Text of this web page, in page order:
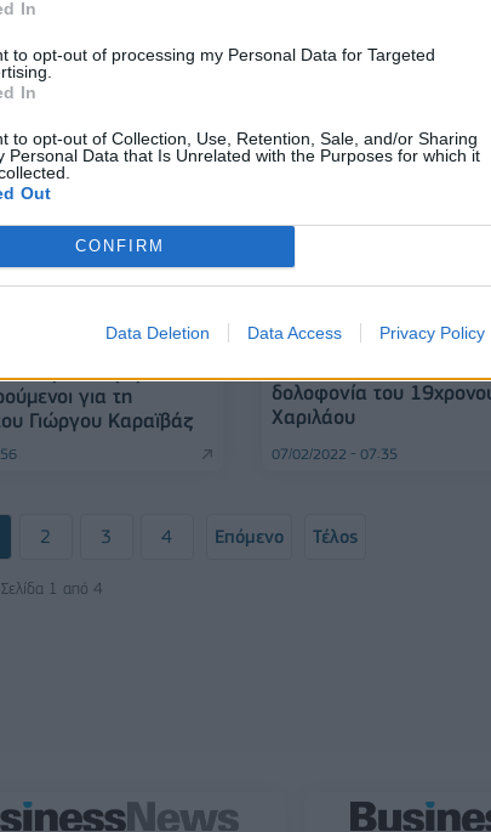
In
to opt-out of processing my Personal Data for Targeted
In
to opt-out of Collection, Use, Retention, Sale, and/or Sharing
Personal Data that Is Unrelated with the Purposes for which it
Out
CONFIRM
Data Deletion Data Access Privacy Policy
κατηγορούμενοι για
11/08/2023 - 19:18
για τη
Γιώργου Καραϊβάζ
ΕΛΛΑΔΑ
δολοφονία του
Χαριλάου
07/02/2022 - 07:35
2 3 4 Επόμενο Τέλος
Σελίδα 1 από 4